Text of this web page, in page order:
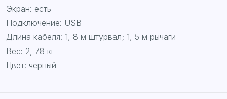
Экран: есть
Подключение: USB
Длина кабеля: 1, 8 м штурвал; 1, 5 м рычаги
Вес: 2, 78 кг
Цвет: черный